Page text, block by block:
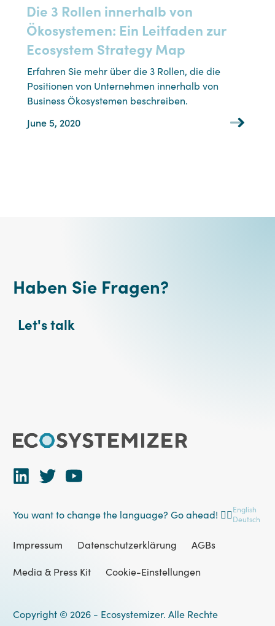
Die 3 Rollen innerhalb von
Ökosystemen: Ein Leitfaden zur
Ecosystem Strategy Map
Erfahren Sie mehr über die 3 Rollen, die die
Positionen von Unternehmen innerhalb von
Business Ökosystemen beschreiben.
June 5, 2020
Haben Sie Fragen?
Let's talk
You want to change the language? Go ahead! 👉🏻English
Deutsch
Impressum Datenschutzerklärung AGBs
Media & Press Kit Cookie-Einstellungen
Copyright © 2026- Ecosystemizer. Alle Rechte